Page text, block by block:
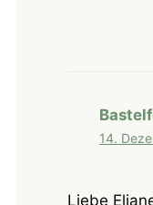
14.
Liebe